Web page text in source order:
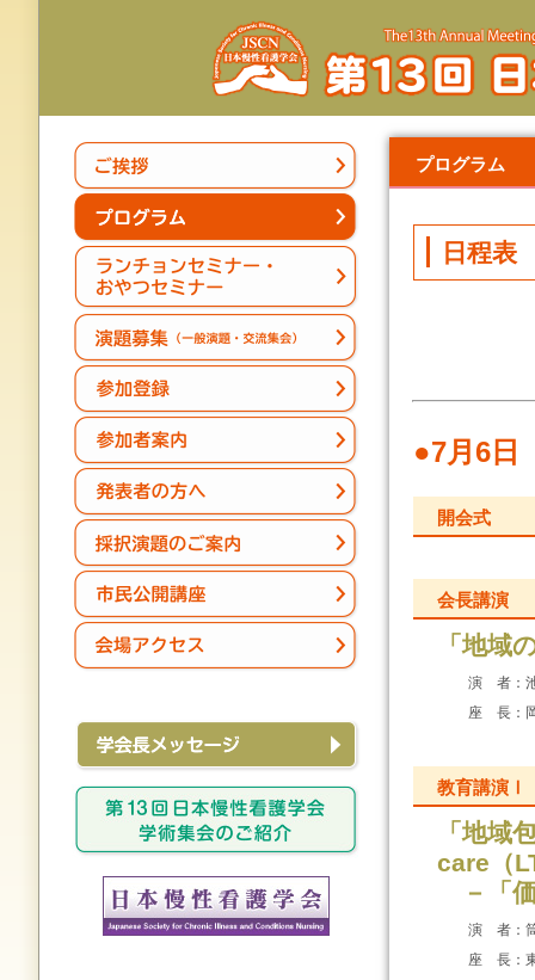
学会長メッセージ
プログラム
日程表
●7月6日
開会式
会長講演
「地域
演 者：
座 長：
教育講演Ⅰ
「地域
care（
－「
演 者：
座 長：